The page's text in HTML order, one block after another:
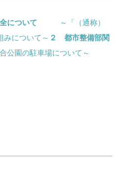
について ～「（通称）
みについて～ ２ 都市整備部関
園の駐車場について～